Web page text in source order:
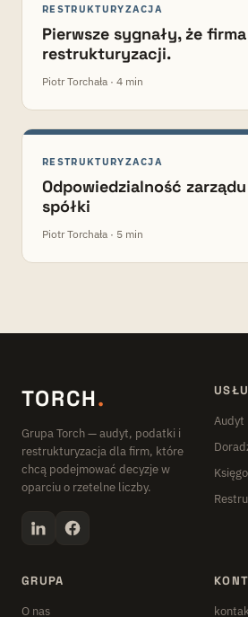
RESTRUKTURYZACJA
Pierwsze sygnały, że
restrukturyzacji.
Piotr Torchała · 4 min
RESTRUKTURYZACJA
Odpowiedzialność
spółki
Piotr Torchała · 5 min
TORCH.
Grupa Torch — audyt, podatki i
restrukturyzacja dla firm, które
chcą podejmować decyzje w
oparciu o rzetelne liczby.
Audyt
GRUPA
O nas